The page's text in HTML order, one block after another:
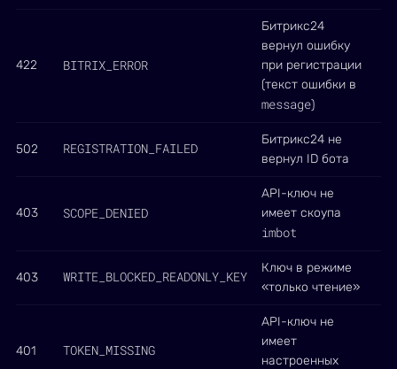
422 BITRIX_ERROR
Битрикс24
вернул ошибку
при регистрации
(текст ошибки в
message)
502 REGISTRATION_FAILED
Битрикс24 не
вернул ID бота
403 SCOPE_DENIED
API-ключ не
имеет скоупа
imbot
403 WRITE_BLOCKED_READONLY_KEY
Ключ в режиме
«только чтение»
401 TOKEN_MISSING
API-ключ не
имеет
настроенных